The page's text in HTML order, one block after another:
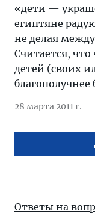
«дети —
египтяне
не делая
Считается,
детей (своих
28 марта 2011 г.
Ответы на